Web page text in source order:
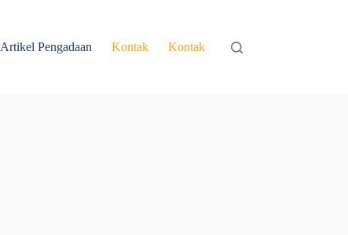
Artikel Pengadaan Kontak Kontak